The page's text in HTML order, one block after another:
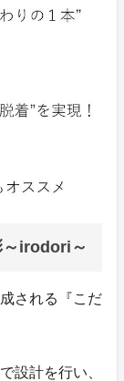
～irodori～
される『こだ
設計を行い、